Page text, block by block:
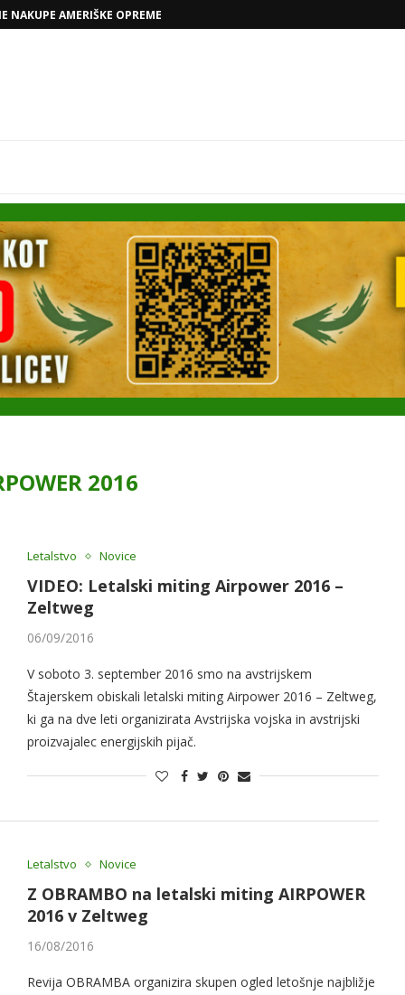
NAKUPE AMERIŠKE OPREME
2016
Letalstvo Novice
VIDEO: Letalski miting Airpower 2016 –
Zeltweg
06/09/2016
V soboto 3. september 2016 smo na avstrijskem
Štajerskem obiskali letalski miting Airpower 2016 – Zeltweg,
ki ga na dve leti organizirata Avstrijska vojska in avstrijski
proizvajalec energijskih pijač.
Letalstvo Novice
Z OBRAMBO na letalski miting AIRPOWER
2016 v Zeltweg
16/08/2016
Revija OBRAMBA organizira skupen ogled letošnje najbližje